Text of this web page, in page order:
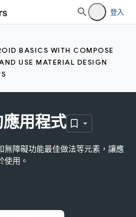
登入
BASICS WITH COMPOSE
USE MATERIAL DESIGN
用程式
無障礙功能最佳做法等元素，讓應
使用。